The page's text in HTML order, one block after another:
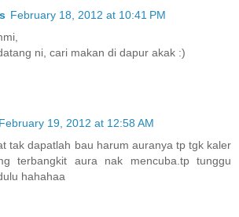
February 18, 2012 at 10:41 PM
ni, cari makan di dapur akak :)
February 19, 2012 at 12:58 AM
tak dapatlah bau harum auranya tp tgk kaler
terbangkit aura nak mencuba.tp tunggu
hahahaa